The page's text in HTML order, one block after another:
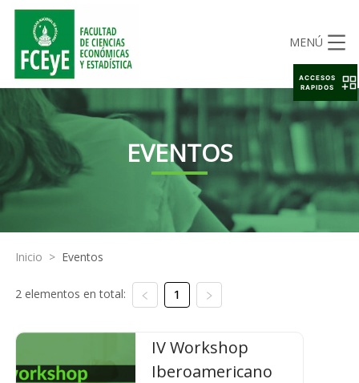
MENÚ
EVENTOS
Inicio > Eventos
2 elementos en total: 1
IV Workshop
Iberoamericano
ACCESOS
RAPIDOS